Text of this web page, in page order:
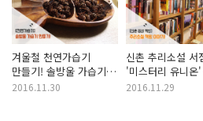
겨울철 천연가습기
만들기! 솔방울 가습기로
겨울 건조함 잡으세요!
2016.11.30
신촌 추리소설 서
'미스터리 유니온
책방의 추억속으로!
2016.11.29